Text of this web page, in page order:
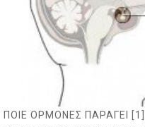
ΠΟΙΕ ΟΡΜΟΝΕΣ ΠΑΡΑΓΕΙ